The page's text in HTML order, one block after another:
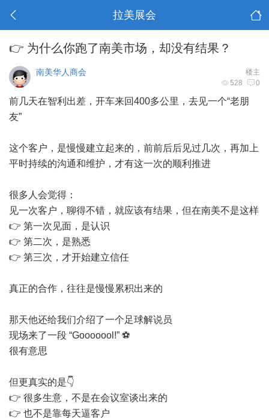
拉美展会
👉 为什么你跑了南美市场，却没有结果？
楼主
南美华人商会
528 0
前几天在智利出差，开车来回400多公里，去见一个“老朋
友”
这个客户，是慢慢建立起来的，前前后后见过几次，再加上
平时持续的沟通和维护，才有这一次的顺利推进
很多人会觉得：
见一次客户，聊得不错，就应该有结果，但在南美不是这样
👉 第一次见面，是认识
👉 第二次，是熟悉
👉 第三次，才开始建立信任
真正的合作，往往是慢慢累积出来的
那天他还给我们介绍了一个足球解说员
现场来了一段 “Gooooool!” ⚽️
很有意思
但更真实的是👇
👉 很多生意，不是在会议室谈出来的
👉 也不是靠每天逼客户